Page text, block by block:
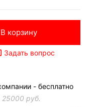
В корзину
Задать вопрос
- бесплатно
руб.